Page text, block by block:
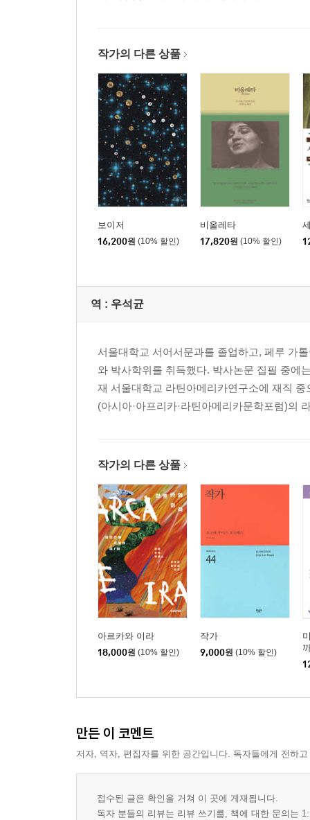
작가의 다른 상품
보이저
16,200원 (10% 할인)
비올레타
17,820원 (10% 할인)
역 : 우석균
서울대학교 서어서문과를 졸업하고, 페루 가
와 박사학위를 취득했다. 박사논문 집필 중에
재 서울대학교 라틴아메리카연구소에 재직
(아시아·아프리카·라틴아메리카문학포럼)의
작가의 다른 상품
아르카와 이라
18,000원 (10% 할인)
작가
9,000원 (10% 할인)
만든 이 코멘트
저자, 역자, 편집자를 위한 공간입니다. 독자들에게 전하
접수된 글은 확인을 거쳐 이 곳에 게재됩니다.
독자 분들의 리뷰는 리뷰 쓰기를, 책에 대한 문의는